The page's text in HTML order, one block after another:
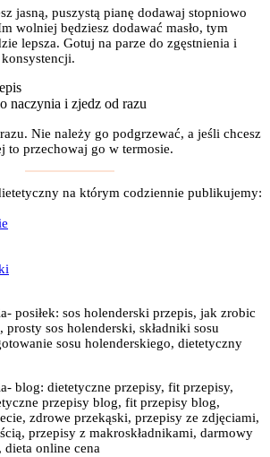
jasną, puszystą pianę dodawaj stopniowo
wolniej będziesz dodawać masło, tym
lepsza. Gotuj na parze do zgęstnienia i
naczynia i zjedz od razu
Nie należy go podgrzewać, a jeśli chcesz
to przechowaj go w termosie.
na którym codziennie publikujemy:
posiłek: sos holenderski przepis, jak zrobic
sos holenderski, składniki sosu
sosu holenderskiego, dietetyczny
blog: dietetyczne przepisy, fit przepisy,
przepisy blog, fit przepisy blog,
zdrowe przekąski, przepisy ze zdjęciami,
przepisy z makroskładnikami, darmowy
dieta online cena